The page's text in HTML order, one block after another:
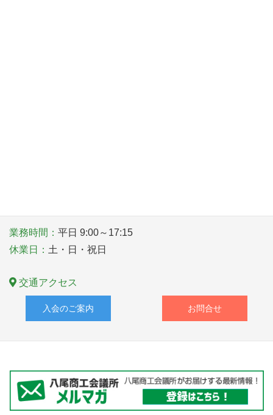
業務時間： 平日 9:00～17:15
休業日： 土・日・祝日
交通アクセス
入会のご案内 お問合せ